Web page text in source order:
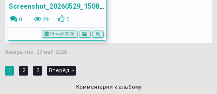
Screenshot_20260529_150801_com.yandex.browser
0 29 0
29 май 2026
Захарьино, 29 май 2026
1 2 3 Вперёд >
Комментарии к альбому